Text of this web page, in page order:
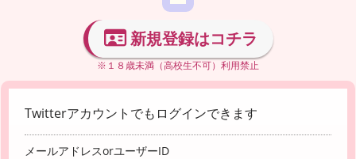
新規登録はコチラ
※１８歳未満（高校生不可）利用禁止
Twitterアカウントでもログインできます
メールアドレスorユーザーID